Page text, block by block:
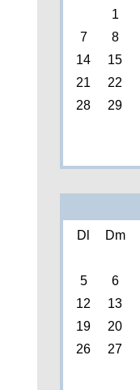
1
7
8
14
15
21
22
28
29
Dl Dm
5
6
12
13
19
20
26
27